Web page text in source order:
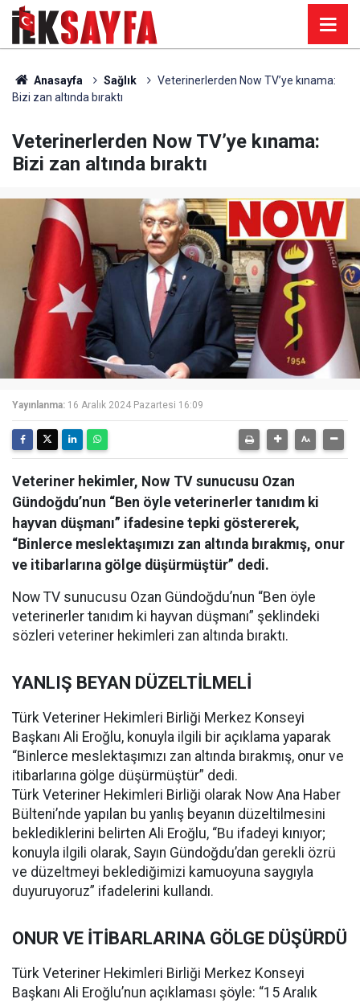
Anasayfa Sağlık
Veterinerlerden Now TV’ye kınama:
Bizi zan altında bıraktı
Veterinerlerden Now TV’ye kınama:
Bizi zan altında bıraktı
Yayınlanma: 16 Aralık 2024 Pazartesi 16:09
Veteriner hekimler, Now TV sunucusu Ozan
Gündoğdu’nun “Ben öyle veterinerler tanıdım ki
hayvan düşmanı” ifadesine tepki göstererek,
“Binlerce meslektaşımızı zan altında bırakmış, onur
ve itibarlarına gölge düşürmüştür” dedi.
Now TV sunucusu Ozan Gündoğdu’nun “Ben öyle
veterinerler tanıdım ki hayvan düşmanı” şeklindeki
sözleri veteriner hekimleri zan altında bıraktı.
YANLIŞ BEYAN DÜZELTİLMELİ
Türk Veteriner Hekimleri Birliği Merkez Konseyi
Başkanı Ali Eroğlu, konuyla ilgili bir açıklama yaparak
“Binlerce meslektaşımızı zan altında bırakmış, onur ve
itibarlarına gölge düşürmüştür” dedi.
Türk Veteriner Hekimleri Birliği olarak Now Ana Haber
Bülteni’nde yapılan bu yanlış beyanın düzeltilmesini
beklediklerini belirten Ali Eroğlu, “Bu ifadeyi kınıyor;
konuyla ilgili olarak, Sayın Gündoğdu’dan gerekli özrü
ve düzeltmeyi beklediğimizi kamuoyuna saygıyla
duyuruyoruz” ifadelerini kullandı.
ONUR VE İTİBARLARINA GÖLGE DÜŞÜRDÜ
Türk Veteriner Hekimleri Birliği Merkez Konseyi
Başkanı Ali Eroğlu’nun açıklaması şöyle: “15 Aralık